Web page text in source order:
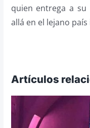
quien entrega a
allá en el lejano
Artículos